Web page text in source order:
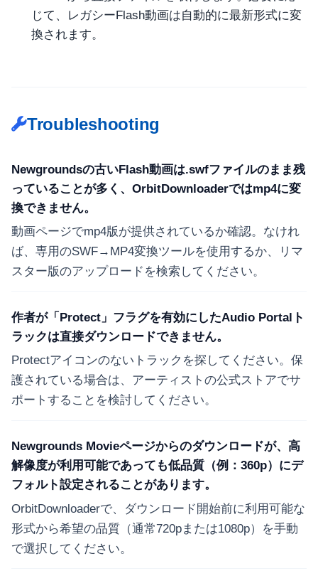
じて、レガシーFlash動画は自動的に最新形式に変
換されます。
Troubleshooting
Newgroundsの古いFlash動画は.swfファイルのまま残
っていることが多く、OrbitDownloaderではmp4に変
換できません。
動画ページでmp4版が提供されているか確認。なけれ
ば、専用のSWF→MP4変換ツールを使用するか、リマ
スター版のアップロードを検索してください。
作者が「Protect」フラグを有効にしたAudio Portalト
ラックは直接ダウンロードできません。
Protectアイコンのないトラックを探してください。保
護されている場合は、アーティストの公式ストアでサ
ポートすることを検討してください。
Newgrounds Movieページからのダウンロードが、高
解像度が利用可能であっても低品質（例：360p）にデ
フォルト設定されることがあります。
OrbitDownloaderで、ダウンロード開始前に利用可能な
形式から希望の品質（通常720pまたは1080p）を手動
で選択してください。